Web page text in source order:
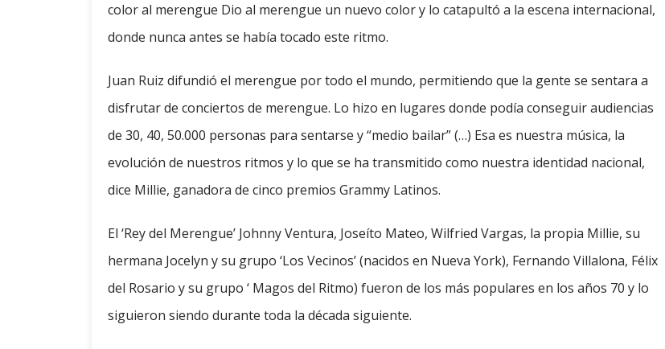
color al merengue Dio al merengue un nuevo color y lo catapultó a la escena internacional,
donde nunca antes se había tocado este ritmo.
Juan Ruiz difundió el merengue por todo el mundo, permitiendo que la gente se sentara a
disfrutar de conciertos de merengue. Lo hizo en lugares donde podía conseguir audiencias
de 30, 40, 50.000 personas para sentarse y “medio bailar” (…) Esa es nuestra música, la
evolución de nuestros ritmos y lo que se ha transmitido como nuestra identidad nacional,
dice Millie, ganadora de cinco premios Grammy Latinos.
El ‘Rey del Merengue’ Johnny Ventura, Joseíto Mateo, Wilfried Vargas, la propia Millie, su
hermana Jocelyn y su grupo ‘Los Vecinos’ (nacidos en Nueva York), Fernando Villalona, Félix
del Rosario y su grupo ‘ Magos del Ritmo) fueron de los más populares en los años 70 y lo
siguieron siendo durante toda la década siguiente.